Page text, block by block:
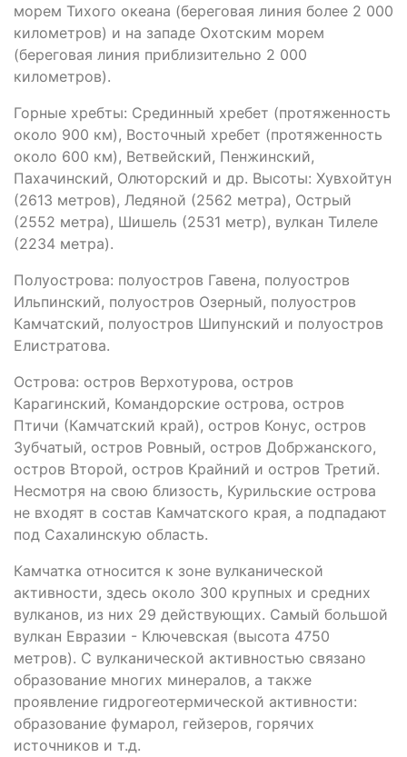
морем Тихого океана (береговая линия более 2 000
километров) и на западе Охотским морем
(береговая линия приблизительно 2 000
километров).
Горные хребты: Срединный хребет (протяженность
около 900 км), Восточный хребет (протяженность
около 600 км), Ветвейский, Пенжинский,
Пахачинский, Олюторский и др. Высоты: Хувхойтун
(2613 метров), Ледяной (2562 метра), Острый
(2552 метра), Шишель (2531 метр), вулкан Тилеле
(2234 метра).
Полуострова: полуостров Гавена, полуостров
Ильпинский, полуостров Озерный, полуостров
Камчатский, полуостров Шипунский и полуостров
Елистратова.
Острова: остров Верхотурова, остров
Карагинский, Командорские острова, остров
Птичи (Камчатский край), остров Конус, остров
Зубчатый, остров Ровный, остров Добржанского,
остров Второй, остров Крайний и остров Третий.
Несмотря на свою близость, Курильские острова
не входят в состав Камчатского края, а подпадают
под Сахалинскую область.
Камчатка относится к зоне вулканической
активности, здесь около 300 крупных и средних
вулканов, из них 29 действующих. Самый большой
вулкан Евразии - Ключевская (высота 4750
метров). С вулканической активностью связано
образование многих минералов, а также
проявление гидрогеотермической активности:
образование фумарол, гейзеров, горячих
источников и т.д.